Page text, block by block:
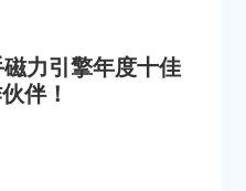
力引擎年度十佳
伴！